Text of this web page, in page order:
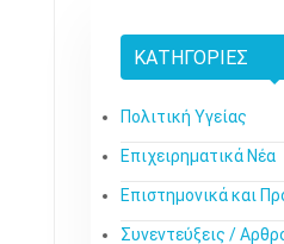
ΚΑΤΗΓΟΡΊΕΣ
Πολιτική Υγείας
Επιχειρηματικά Νέα
Επιστημονικά και
Συνεντεύξεις /